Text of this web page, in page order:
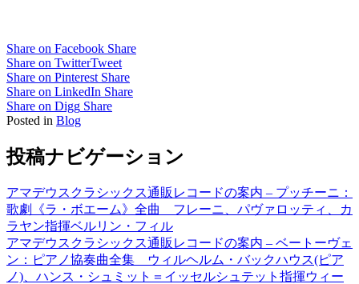
Share on Facebook Share
Share on TwitterTweet
Share on Pinterest Share
Share on LinkedIn Share
Share on Digg Share
Posted in Blog
投稿ナビゲーション
アマデウスクラシックス通販レコードの案内 – プッチーニ：
歌劇《ラ・ボエーム》全曲 フレーニ、パヴァロッティ、カ
ラヤン指揮ベルリン・フィル
アマデウスクラシックス通販レコードの案内 – ベートーヴェ
ン：ピアノ協奏曲全集 ウィルヘルム・バックハウス(ピア
ノ)、ハンス・シュミット＝イッセルシュテット指揮ウィー